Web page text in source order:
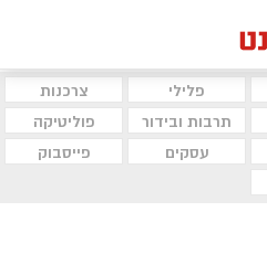
פלילי
צרכנות
תרבות ובידור
פוליטיקה
עסקים
פייסבוק